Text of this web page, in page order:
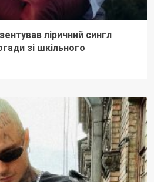
ліричний сингл
зі шкільного